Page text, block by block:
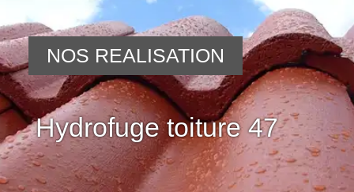
Hydrofuge toiture 47
NOS REALISATION